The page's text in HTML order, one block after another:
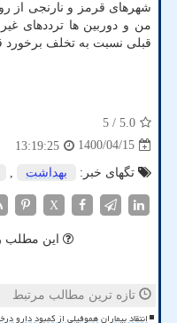
شهرهای قرمز و نارنجی از
من و دوربین ها ترددهای غیر
قبلی نسبت به تخلف برخورد
5.0
/ 5
1400/04/15
13:19:25
تگهای خبر:
بهداشت ,
X
این مطلب
تازه ترین مطالب مرتبط
انتقاد بیماران هموفیلی از کمبود دارو